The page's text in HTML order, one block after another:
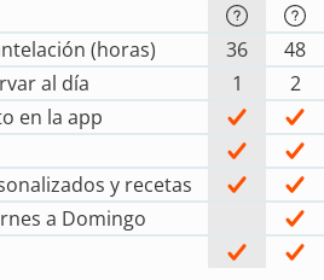
(horas)
36
48
al día
1
2
en la app
y recetas
a Domingo